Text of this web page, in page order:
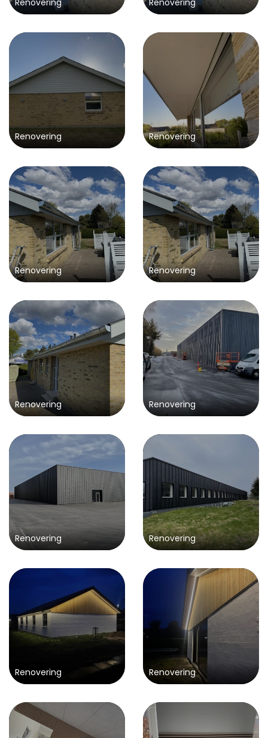
Renovering Renovering
Renovering Renovering
Renovering Renovering
Renovering Renovering
Renovering Renovering